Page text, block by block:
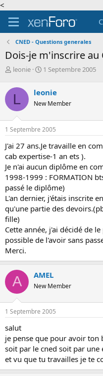
<
CNED - Questions generales
Dois-je m'inscrire au
A
t
e
u
r
d
e
a
d
i
s
c
s
s
i
o
n
leonie
D
e
d
d
é
u
t
1 Septembre 2005
L leonie
New Member
1 Septembre 2005
J'ai 27 ans.Je travaille en
cab expertise-1 an ets ).
Je n'ai aucun diplôme en
1998-1999 : FORMATION
passé le diplôme)
L'an dernier, j'étais inscrite
qu'une partie des
fille)
Cette année, j'ai décidé de
possible de l'avoir sans
Merci.
A AMEL
New Member
1 Septembre 2005
salut
je pense que pour avoir ton
soit par le cned soit par une
et vu que tu travailles je te